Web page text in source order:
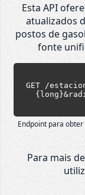
Esta API
atualizados
postos de
fonte
GET /
Endpoint para
Para mais